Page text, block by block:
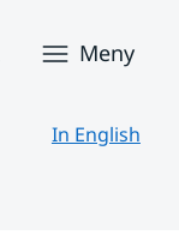
Meny
In English